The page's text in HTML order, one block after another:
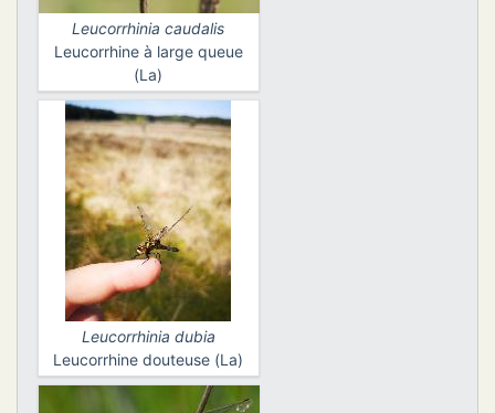
Leucorrhinia caudalis
Leucorrhine à large queue
(La)
Leucorrhinia dubia
Leucorrhine douteuse (La)